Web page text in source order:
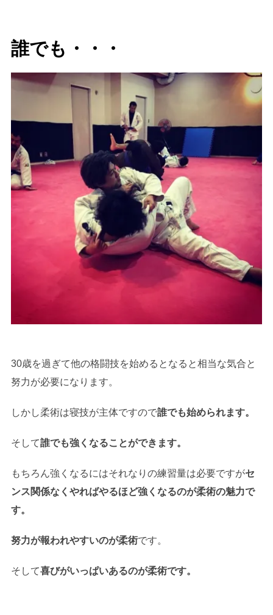
誰でも・・・
30歳を過ぎて他の格闘技を始めるとなると相当な気合と
努力が必要になります。
しかし柔術は寝技が主体ですので誰でも始められます。
そして誰でも強くなることができます。
もちろん強くなるにはそれなりの練習量は必要ですがセ
ンス関係なくやればやるほど強くなるのが柔術の魅力で
す。
努力が報われやすいのが柔術です。
そして喜びがいっぱいあるのが柔術です。